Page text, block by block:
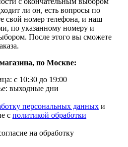
ли он, есть вопросы по
свой номер телефона, и наш
по указанному номеру и
После этого вы сможете
по Москве:
с 10:30 до 19:00
выходные дни
персональных данных и
с политикой обработки
на обработку